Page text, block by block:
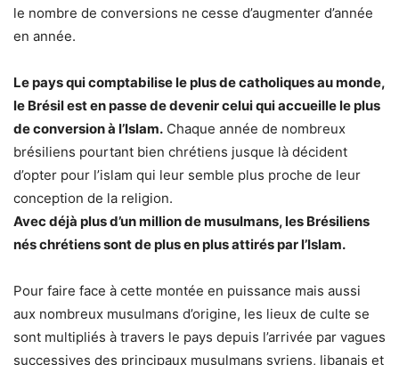
le nombre de conversions ne cesse d’augmenter d’année
en année.
Le pays qui comptabilise le plus de catholiques au monde,
le Brésil est en passe de devenir celui qui accueille le plus
de conversion à l’Islam. Chaque année de nombreux
brésiliens pourtant bien chrétiens jusque là décident
d’opter pour l’islam qui leur semble plus proche de leur
conception de la religion.
Avec déjà plus d’un million de musulmans, les Brésiliens
nés chrétiens sont de plus en plus attirés par l’Islam.
Pour faire face à cette montée en puissance mais aussi
aux nombreux musulmans d’origine, les lieux de culte se
sont multipliés à travers le pays depuis l’arrivée par vagues
successives des principaux musulmans syriens, libanais et